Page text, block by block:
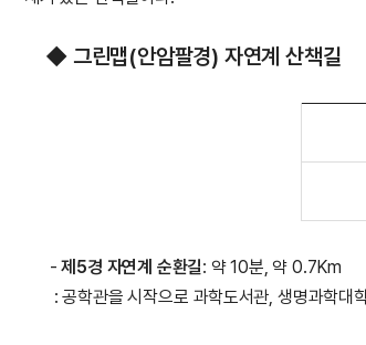
◆ 그린맵(안암팔경) 자연계 산책길
-제5경 자연계 순환길: 약 10분, 약 0.7Km
: 공학관을 시작으로 과학도서관, 생명과학대